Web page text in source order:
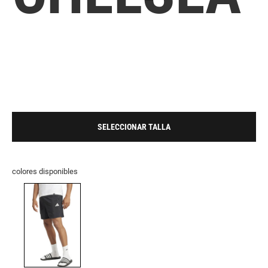
SELECCIONAR TALLA
colores disponibles